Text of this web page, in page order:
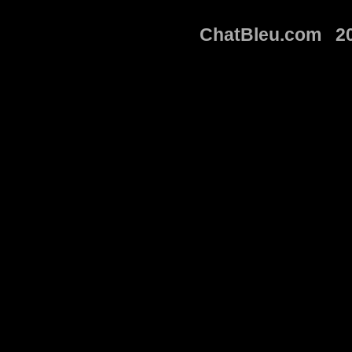
ChatBleu.com